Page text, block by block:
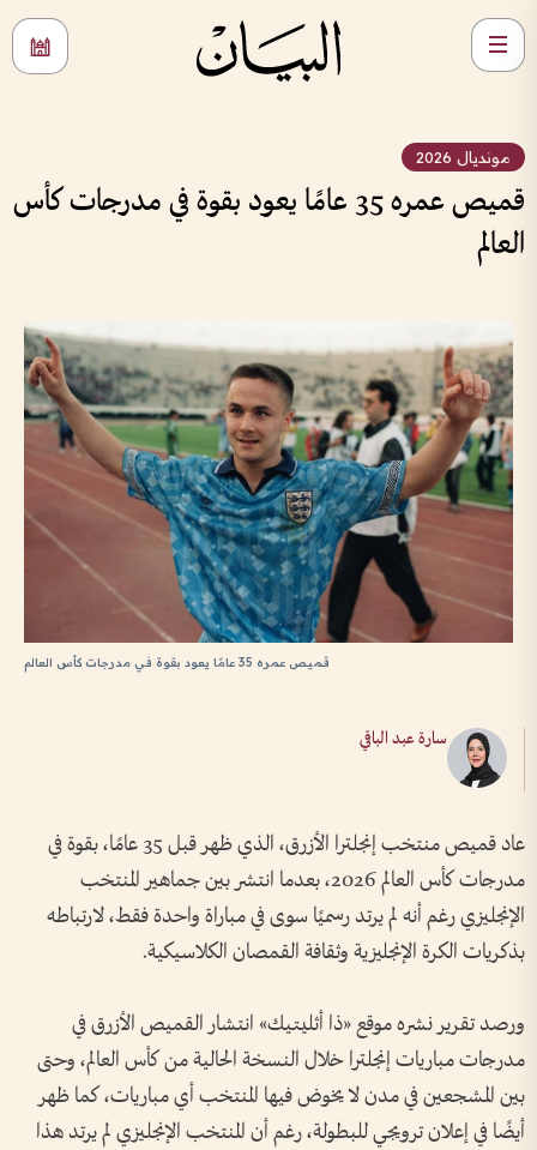
مونديال 2026
قميص عمره 35 عامًا يعود بقوة في مدرجات كأس
العالم
قميص عمره 35 عامًا يعود بقوة في مدرجات كأس العالم
سارة عبد الباقي
عاد قميص منتخب إنجلترا الأزرق، الذي ظهر قبل 35 عامًا، بقوة في
مدرجات كأس العالم 2026، بعدما انتشر بين جماهير المنتخب
الإنجليزي رغم أنه لم يرتد رسميًا سوى في مباراة واحدة فقط، لارتباطه
بذكريات الكرة الإنجليزية وثقافة القمصان الكلاسيكية.
ورصد تقرير نشره موقع «ذا أثليتيك» انتشار القميص الأزرق في
مدرجات مباريات إنجلترا خلال النسخة الحالية من كأس العالم، وحتى
بين المشجعين في مدن لا يخوض فيها المنتخب أي مباريات، كما ظهر
أيضًا في إعلان ترويجي للبطولة، رغم أن المنتخب الإنجليزي لم يرتد هذا